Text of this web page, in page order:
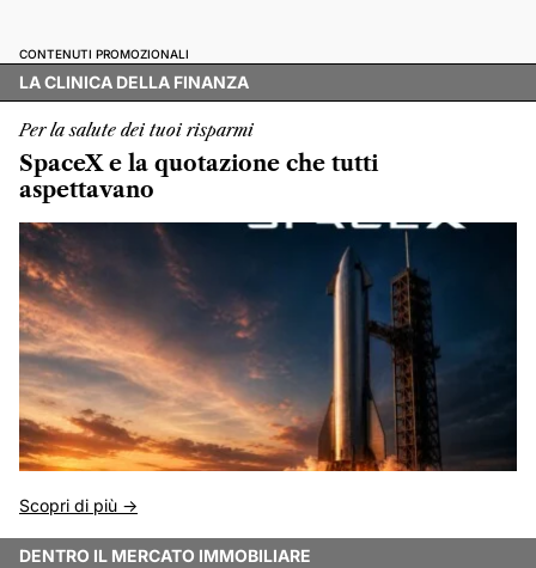
CONTENUTI PROMOZIONALI
LA CLINICA DELLA FINANZA
Per la salute dei tuoi risparmi
SpaceX e la quotazione che tutti
aspettavano
Scopri di più ->
DENTRO IL MERCATO IMMOBILIARE